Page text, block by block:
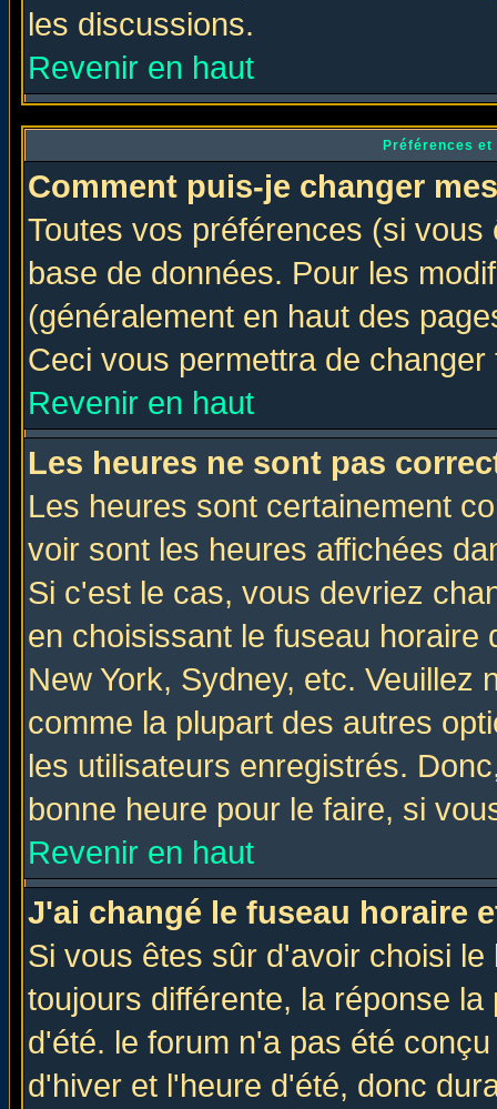
les discussions.
Revenir en haut
Préférences
Comment puis-je changer
Toutes vos préférences (si
base de données. Pour les
(généralement en haut des
Ceci vous permettra de
Revenir en haut
Les heures ne sont pas
Les heures sont certainement
voir sont les heures affichées
Si c'est le cas, vous devriez
en choisissant le fuseau
New York, Sydney, etc. Veuillez
comme la plupart des autres
les utilisateurs enregistrés.
bonne heure pour le faire, si
Revenir en haut
J'ai changé le fuseau horaire
Si vous êtes sûr d'avoir choisi
toujours différente, la réponse
d'été. le forum n'a pas été
d'hiver et l'heure d'été, donc